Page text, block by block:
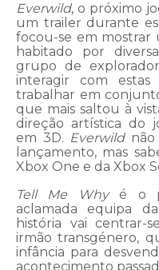
Everwild, o próximo
um trailer durante
focou-se em
habitado por
grupo de
interagir com
trabalhar em
que mais saltou à
direção artística do
em 3D. Everwildnão
lançamento, mas
Xbox One e da Xbox
Tell Me Whyé o
aclamada equipa
história vai centrar-
irmão transgénero,
infância para
acontecimento